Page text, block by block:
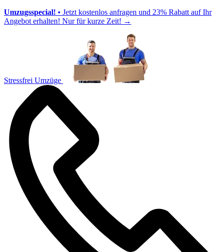
Umzugsspecial! • Jetzt kostenlos anfragen und 23% Rabatt auf Ihr
Angebot erhalten! Nur für kurze Zeit! →
Stressfrei Umzüge